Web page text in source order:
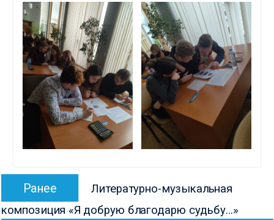
Навигация
записям
Ранее
запись:
Литературно-музыкальная
композиция «Я добрую благодарю судьбу…»